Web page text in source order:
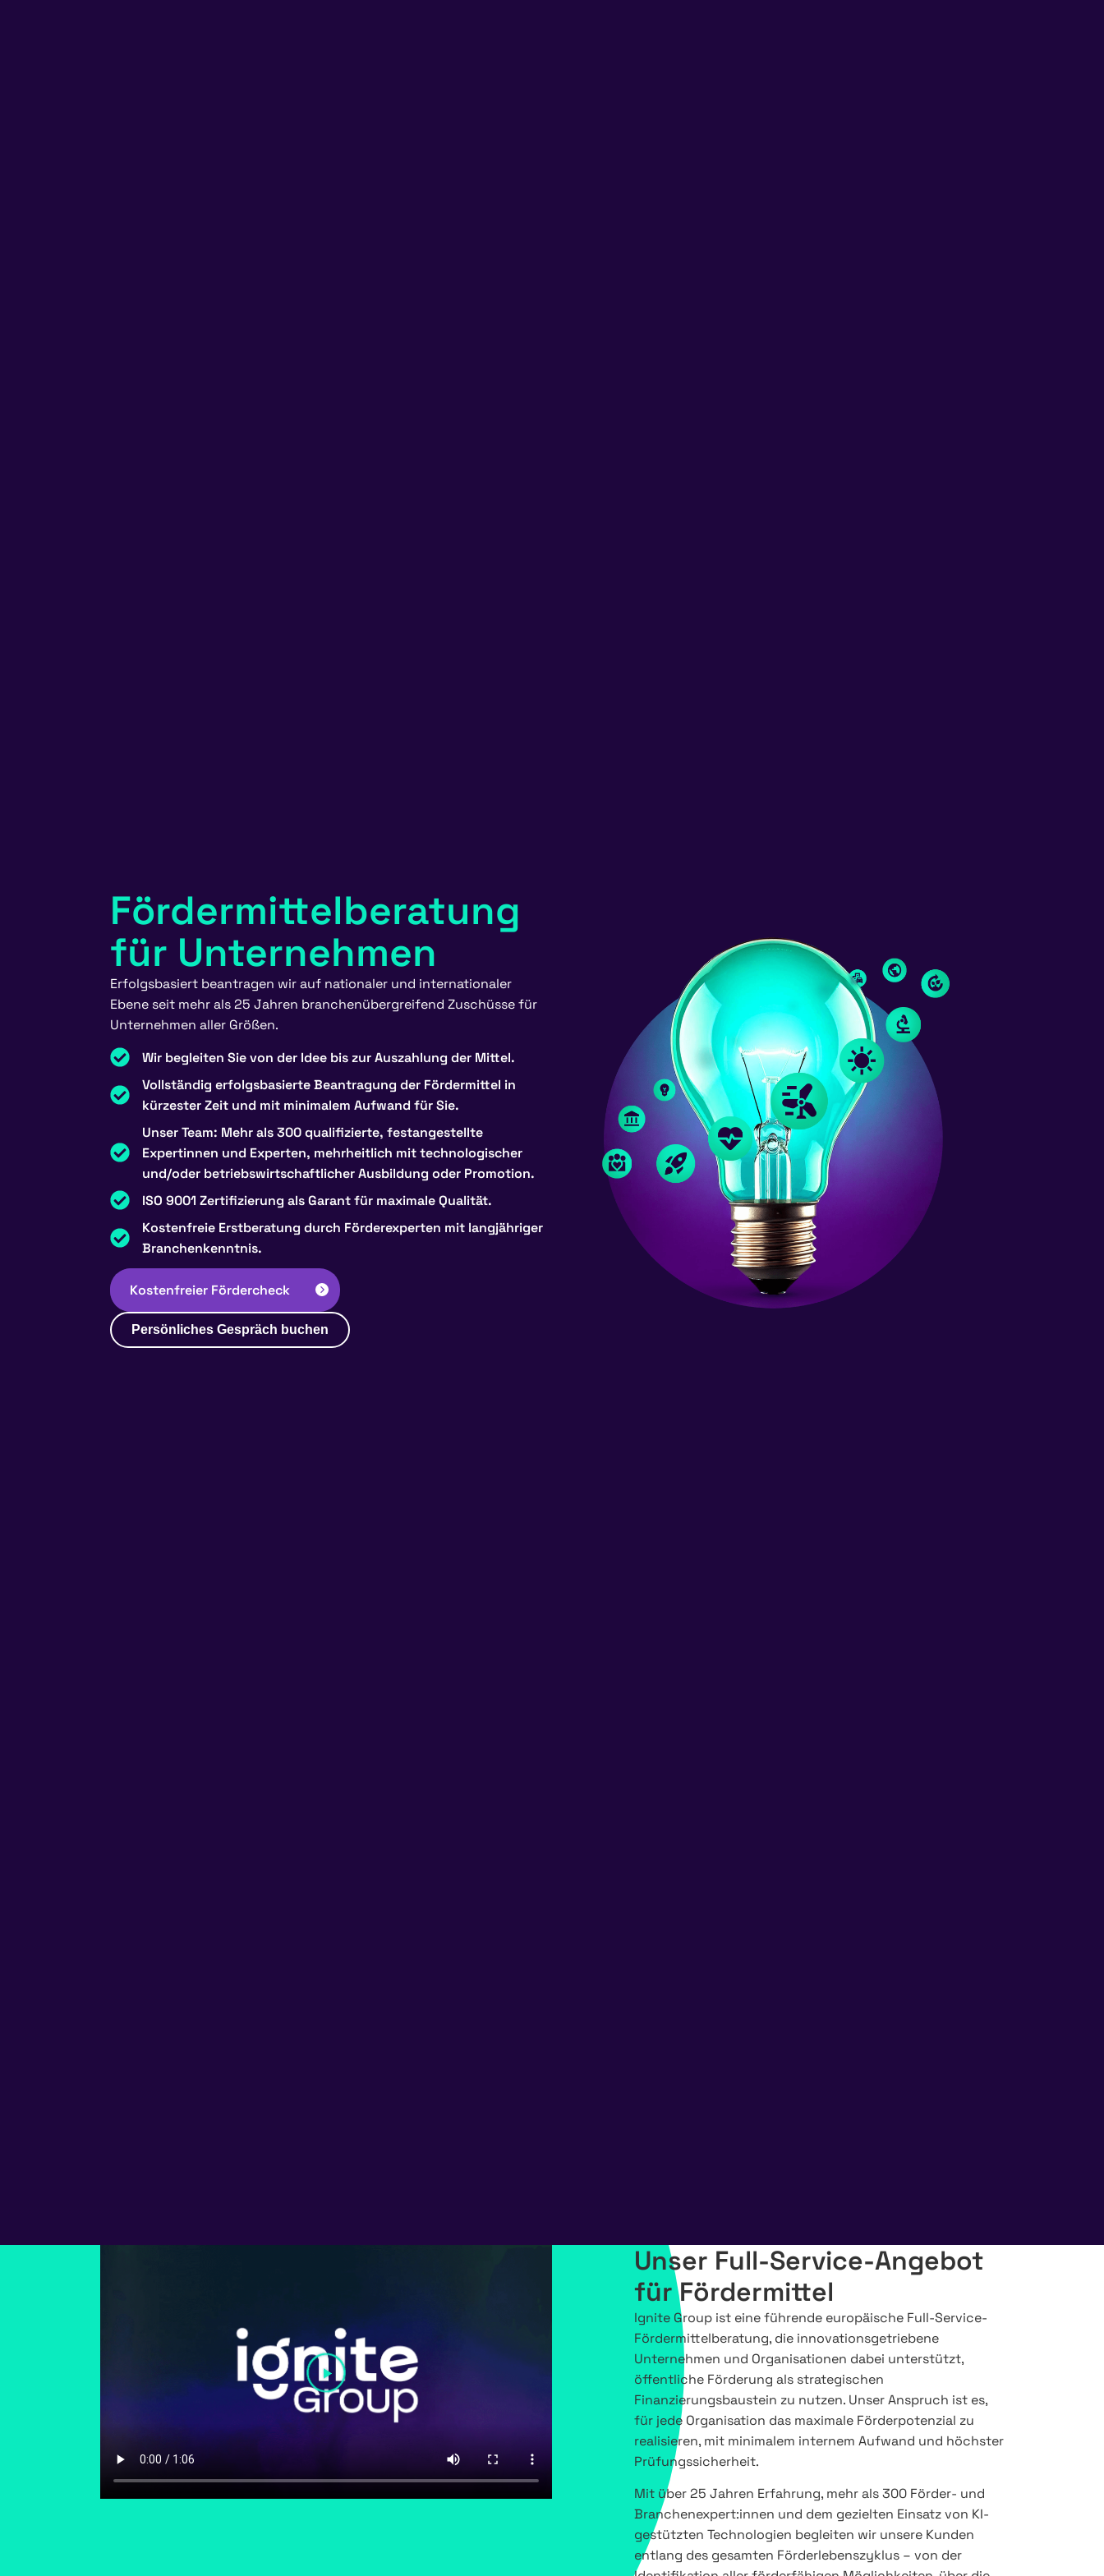
Fördermittelberatung
für Unternehmen
Erfolgsbasiert beantragen wir auf nationaler und internationaler
Ebene seit mehr als25 Jahren branchenübergreifendZuschüssefür
Unternehmen aller Größen.
Wir begleiten Sie von der Idee bis zur Auszahlung der Mittel.
Vollständig erfolgsbasierte Beantragung der Fördermittel in
kürzester Zeit und mit minimalem Aufwand für Sie.
Unser Team: Mehr als 300 qualifizierte, festangestellte
Expertinnen und Experten, mehrheitlich mit technologischer
und/oder betriebswirtschaftlicher Ausbildung oder Promotion.
ISO 9001 Zertifizierung als Garant für maximale Qualität.
Kostenfreie Erstberatung durch Förderexperten mit langjähriger
Branchenkenntnis.
Kostenfreier Fördercheck
Persönliches Gespräch buchen
Unser Full-Service-Angebot
für Fördermittel
Ignite Group ist eine führende europäische Full-Service-
Fördermittelberatung, die innovationsgetriebene
Unternehmen und Organisationen dabei unterstützt,
öffentliche Förderung als strategischen
Finanzierungsbaustein zu nutzen. Unser Anspruch ist es,
für jede Organisation das maximale Förderpotenzial zu
realisieren, mit minimalem internem Aufwand und höchster
Prüfungssicherheit.
Mit über 25 Jahren Erfahrung, mehr als 300 Förder- und
Branchenexpert:innen und dem gezielten Einsatz von KI-
gestützten Technologien begleiten wir unsere Kunden
entlang des gesamten Förderlebenszyklus – von der